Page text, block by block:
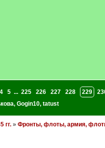
4 5 ... 225 226 227 228 229
, Gogin10, tatust
гг.» Фронты, флоты, армия,